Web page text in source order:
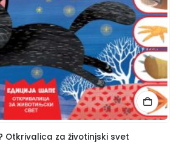
Otkrivalica za životinjski svet